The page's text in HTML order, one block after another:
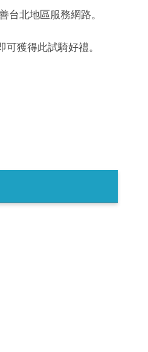
台北地區服務網路。
獲得此試騎好禮。